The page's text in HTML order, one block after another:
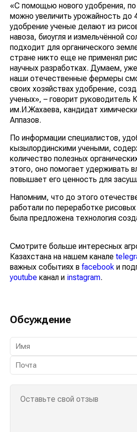
«С помощью нового удобрения,
можно увеличить урожайность до
удобрение ученые делают из
навоза, биоугля и измельчённой
подходит для органического
стране никто еще не применял
научных разработках. Думаем,
наши отечественные фермеры
своих хозяйствах удобрение,
ученых», – говорит
им.И.Жахаева, кандидат
Аппазов.
По информации специалистов,
кызылординскими учеными,
количество полезных
этого, оно помогает удерживать
повышает его ценность для
Напомним, что до этого
работали по переработке
была предложена технология
Смотрите больше интересных
Казахстана на нашем канале
важных событиях в facebook и
youtube канал и instagram.
Обсуждение